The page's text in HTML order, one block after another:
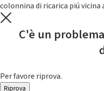
colonnina di ricarica piú
C'è un
Per favore riprova.
Riprova